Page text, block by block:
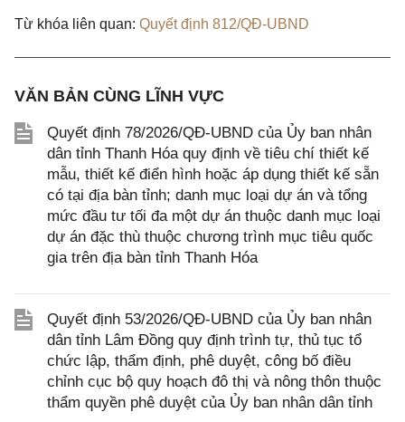
Từ khóa liên quan: Quyết định 812/QĐ-UBND
VĂN BẢN CÙNG LĨNH VỰC
Quyết định 78/2026/QĐ-UBND của Ủy ban nhân
dân tỉnh Thanh Hóa quy định về tiêu chí thiết kế
mẫu, thiết kế điển hình hoặc áp dụng thiết kế sẵn
có tại địa bàn tỉnh; danh mục loại dự án và tổng
mức đầu tư tối đa một dự án thuộc danh mục loại
dự án đặc thù thuộc chương trình mục tiêu quốc
gia trên địa bàn tỉnh Thanh Hóa
Quyết định 53/2026/QĐ-UBND của Ủy ban nhân
dân tỉnh Lâm Đồng quy định trình tự, thủ tục tổ
chức lập, thẩm định, phê duyệt, công bố điều
chỉnh cục bộ quy hoạch đô thị và nông thôn thuộc
thẩm quyền phê duyệt của Ủy ban nhân dân tỉnh